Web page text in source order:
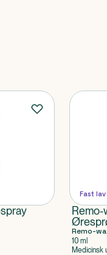
Fast
Remo-
10 ml
Medicinsk